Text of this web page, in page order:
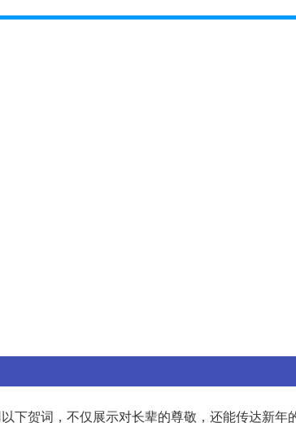
下贺词，不仅展示对长辈的尊敬，还能传达新年